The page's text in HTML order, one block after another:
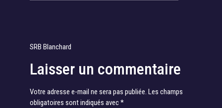
SRB Blanchard
Laisser un commentaire
Votre adresse e-mail ne sera pas publiée. Les champs
obligatoires sont indiqués avec*